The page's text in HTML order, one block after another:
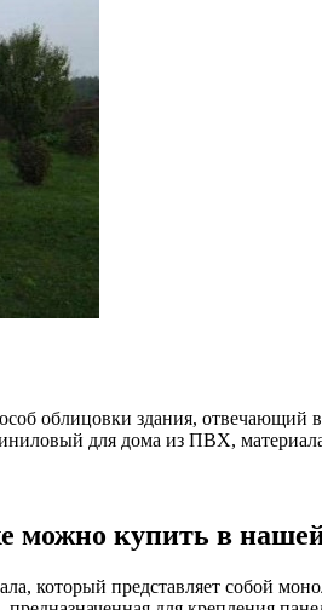
облицовки здания, отвечающий
для дома из ПВХ,
можно купить в
который представляет собой